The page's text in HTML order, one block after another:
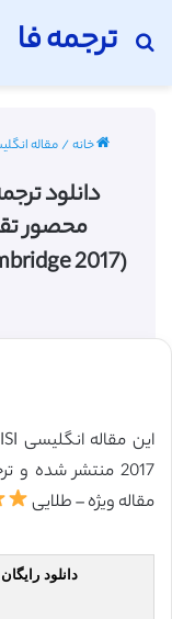
ترجمه فا
جستجو برای
خانه/مقاله
دانلود
محصور
(Cambridge 2017) (ترجمه ویژه – طلایی
مقاله ویژه – طلایی
دانلود